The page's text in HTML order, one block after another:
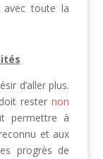
avec toute la
d’aller plus.
resternon
permettre à
et aux
progrès de